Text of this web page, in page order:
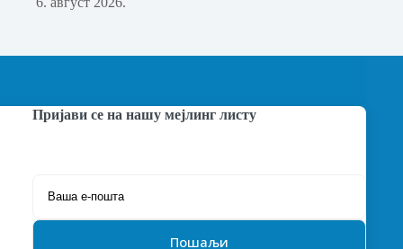
Пријави се на нашу мејлинг листу